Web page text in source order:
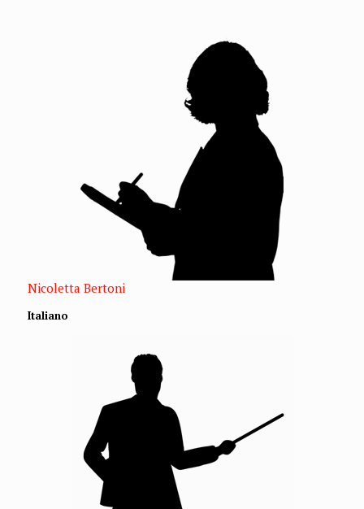
Nicoletta Bertoni
Italiano